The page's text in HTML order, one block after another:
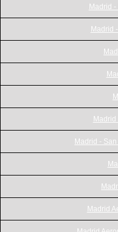
Madrid
Madrid
Madrid
Madrid -
Madrid